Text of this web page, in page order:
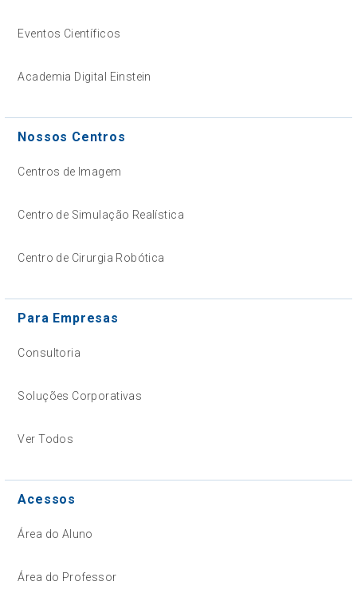
Eventos Científicos
Academia Digital Einstein
Nossos Centros
Centros de Imagem
Centro de Simulação Realística
Centro de Cirurgia Robótica
Para Empresas
Consultoria
Soluções Corporativas
Ver Todos
Acessos
Área do Aluno
Área do Professor